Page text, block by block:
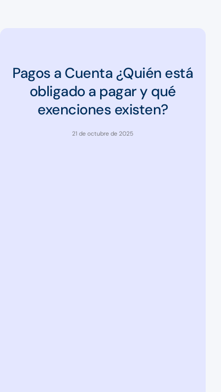
Pagos a Cuenta ¿Quién está
obligado a pagar y qué
exenciones existen?
21 de octubre de 2025